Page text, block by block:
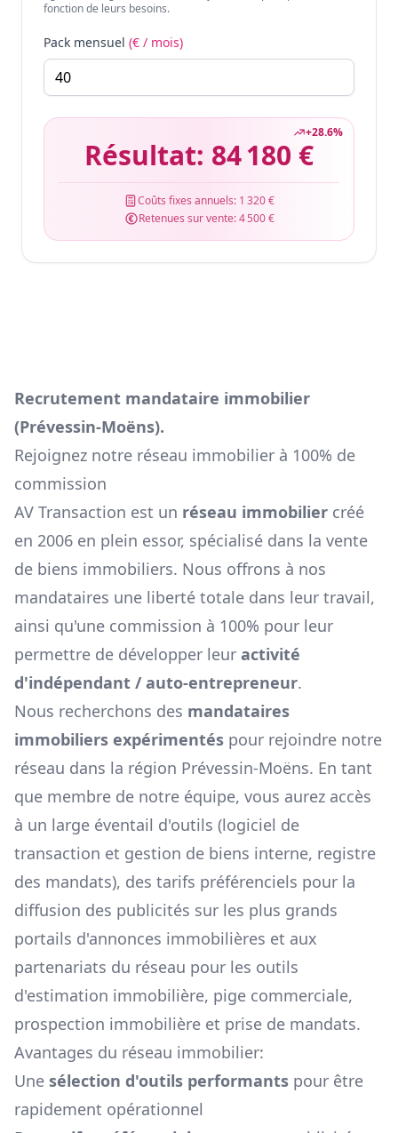
fonction de leurs besoins.
Pack mensuel (€ / mois)
+28.6%
Résultat: 84 180 €
Coûts fixes annuels: 1 320 €
Retenues sur vente:4 500 €
Recrutement mandataire immobilier
(Prévessin-Moëns).
Rejoignez notre réseau immobilier à 100% de
commission
AV Transaction est un réseau immobilier créé
en 2006 en plein essor, spécialisé dans la vente
de biens immobiliers. Nous offrons à nos
mandataires une liberté totale dans leur travail,
ainsi qu'une commission à 100% pour leur
permettre de développer leur activité
d'indépendant / auto-entrepreneur.
Nous recherchons des mandataires
immobiliers expérimentés pour rejoindre notre
réseau dans la région Prévessin-Moëns. En tant
que membre de notre équipe, vous aurez accès
à un large éventail d'outils (logiciel de
transaction et gestion de biens interne, registre
des mandats), des tarifs préférenciels pour la
diffusion des publicités sur les plus grands
portails d'annonces immobilières et aux
partenariats du réseau pour les outils
d'estimation immobilière, pige commerciale,
prospection immobilière et prise de mandats.
Avantages du réseau immobilier:
Une sélection d'outils performants pour être
rapidement opérationnel